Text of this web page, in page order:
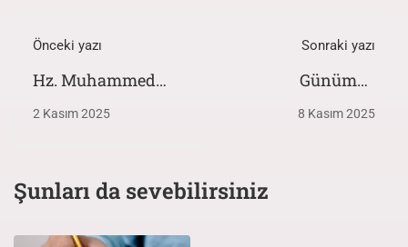
Önceki yazı
Hz. Muhammed
(s.a.v.)'i An(la)mak
2 Kasım 2025
Sonraki yazı
Günümüz
Arapçasında Üslup
8 Kasım 2025
Şunları da sevebilirsiniz